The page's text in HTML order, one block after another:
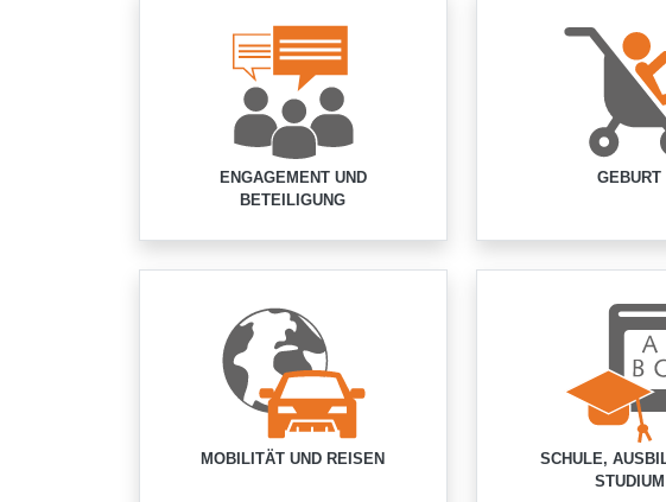
ENGAGEMENT UND
BETEILIGUNG
GEBURT
MOBILITÄT UND REISEN
SCHULE,
STUDIUM